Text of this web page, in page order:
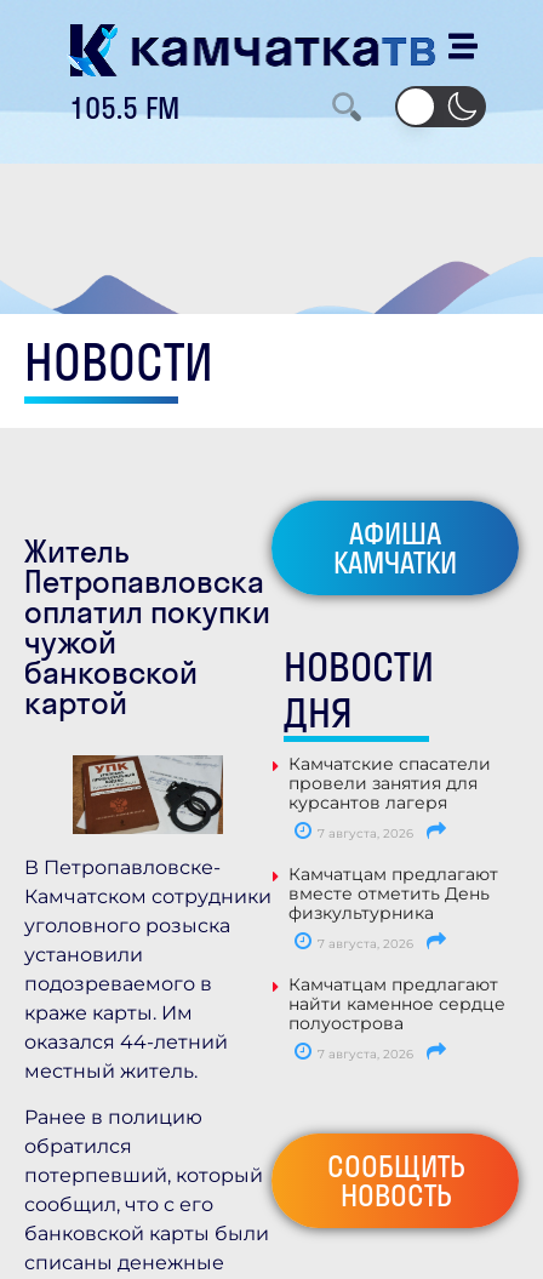
105.5 FM
НОВОСТИ
Житель
Петропавловска
оплатил покупки
чужой
банковской
картой
В Петропавловске-
Камчатском сотрудники
уголовного розыска
установили
подозреваемого в
краже карты. Им
оказался 44-летний
местный житель.
Ранее в полицию
обратился
потерпевший, который
сообщил, что с его
банковской карты были
списаны денежные
АФИША
КАМЧАТКИ
НОВОСТИ
ДНЯ
Камчатские спасатели
провели занятия для
курсантов лагеря
7 августа, 2026
Камчатцам предлагают
вместе отметить День
физкультурника
7 августа, 2026
Камчатцам предлагают
найти каменное сердце
полуострова
7 августа, 2026
СООБЩИТЬ
НОВОСТЬ